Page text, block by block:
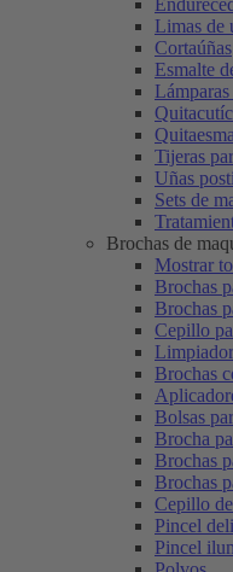
Limas de
Cortaúñas
Esmalte
Tijeras
Uñas
Sets de
Brochas de
Mostrar
Brochas
Brochas
Cepillo
Brochas
Bolsas
Brocha
Brochas
Brochas
Cepillo
Pincel
Pincel